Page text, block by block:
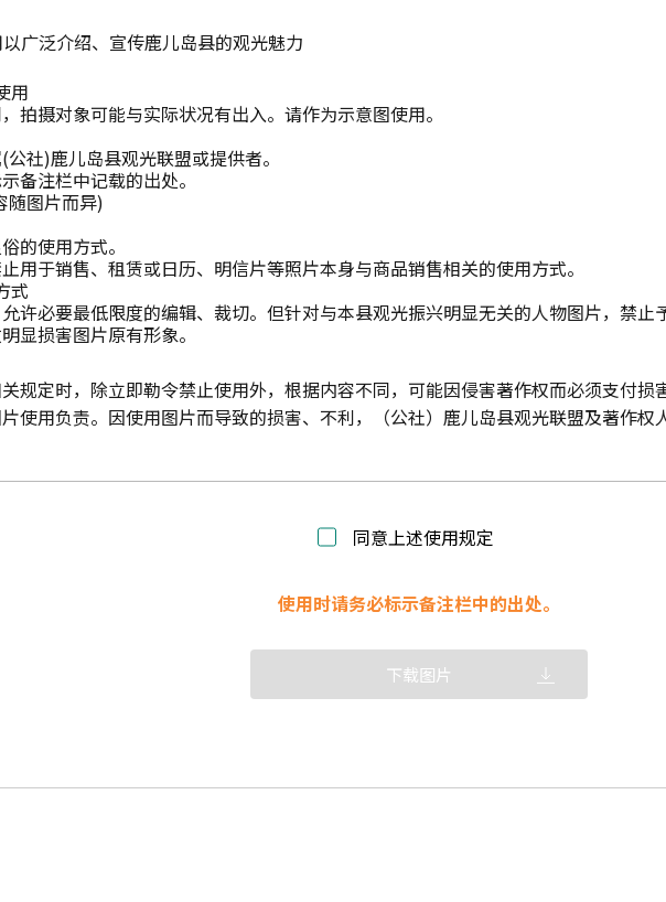
广泛介绍、宣传鹿儿岛县的观光魅力
用
拍摄对象可能与实际状况有出入。请作为示意图使用。
社)鹿儿岛县观光联盟或提供者。
备注栏中记载的出处。
图片而异)
的使用方式。
用于销售、租赁或日历、明信片等照片本身与商品销售相关的使用方式。
式
许必要最低限度的编辑、裁切。但针对与本县观光振兴明显无关的人物图片，禁
显损害图片原有形象。
规定时，除立即勒令禁止使用外，根据内容不同，可能因侵害著作权而必须支付损
使用负责。因使用图片而导致的损害、不利，（公社）鹿儿岛县观光联盟及著作权
同意上述使用规定
使用时请务必标示备注栏中的出处。
下载图片